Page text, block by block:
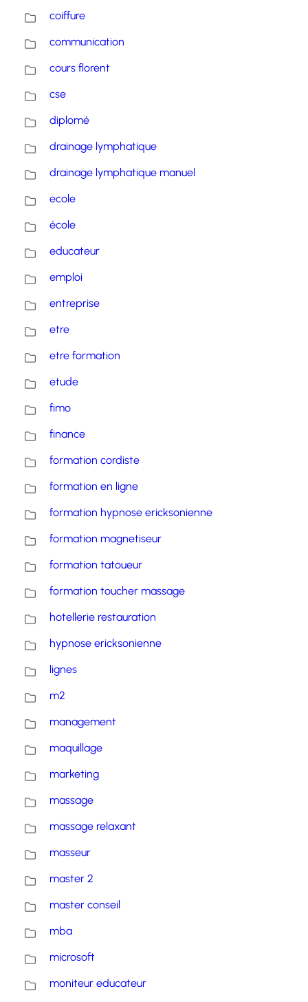
coiffure
communication
cours florent
cse
diplomé
drainage lymphatique
drainage lymphatique manuel
ecole
école
educateur
emploi
entreprise
etre
etre formation
etude
fimo
finance
formation cordiste
formation en ligne
formation hypnose ericksonienne
formation magnetiseur
formation tatoueur
formation toucher massage
hotellerie restauration
hypnose ericksonienne
lignes
m2
management
maquillage
marketing
massage
massage relaxant
masseur
master 2
master conseil
mba
microsoft
moniteur educateur